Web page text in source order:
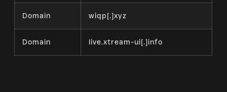
Domain wiqp[.]xyz
Domain live.xtream-ui[.]info